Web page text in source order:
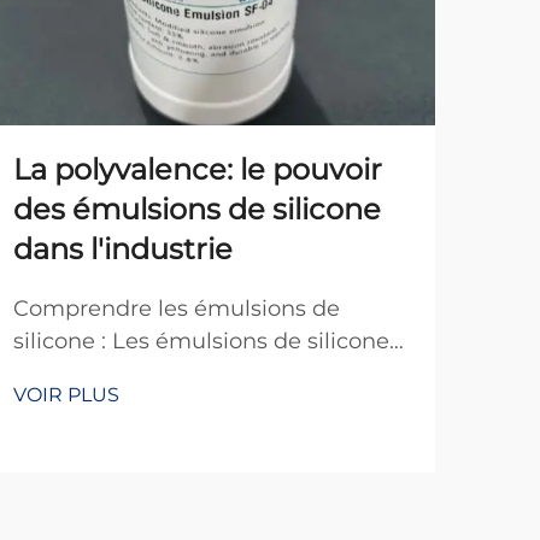
La polyvalence: le pouvoir
des émulsions de silicone
dans l'industrie
Comprendre les émulsions de
silicone : Les émulsions de silicone
polymères de silicone mélangés à
VOIR PLUS